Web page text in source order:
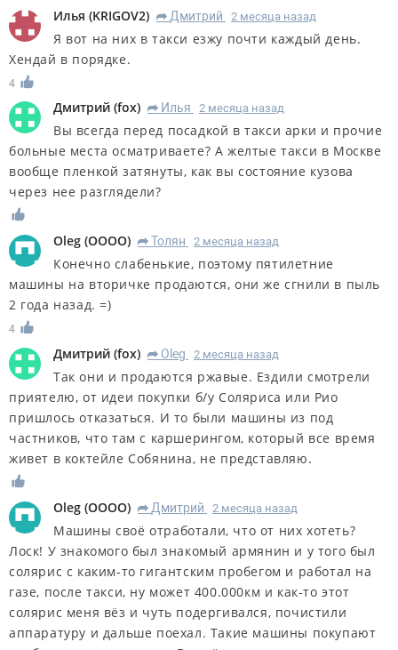
Илья (KRIGOV2) R Дмитрий 2 месяца назад
Я вот на них в такси езжу почти каждый день.
Хендай в порядке.
4
Дмитрий (fox) R Илья 2 месяца назад
Вы всегда перед посадкой в такси арки и прочие
больные места осматриваете? А желтые такси в Москве
вообще пленкой затянуты, как вы состояние кузова
через нее разглядели?
Oleg (OOOO) R Толян 2 месяца назад
Конечно слабенькие, поэтому пятилетние
машины на вторичке продаются, они же сгнили в пыль
2 года назад. =)
4
Дмитрий (fox) R Oleg 2 месяца назад
Так они и продаются ржавые. Ездили смотрели
приятелю, от идеи покупки б/у Соляриса или Рио
пришлось отказаться. И то были машины из под
частников, что там с каршерингом, который все время
живет в коктейле Собянина, не представляю.
Oleg (OOOO) R Дмитрий 2 месяца назад
Машины своё отработали, что от них хотеть?
Лоск! У знакомого был знакомый армянин и у того был
солярис с каким-то гигантским пробегом и работал на
газе, после такси, ну может 400.000км и как-то этот
солярис меня вёз и чуть подергивался, почистили
аппаратуру и дальше поехал. Такие машины покупают